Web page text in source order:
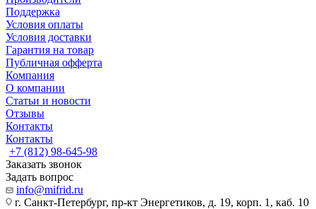
Поддержка
Условия оплаты
Условия доставки
Гарантия на товар
Публичная офферта
Компания
О компании
Статьи и новости
Отзывы
Контакты
Контакты
+7 (812) 98-645-98
Заказать звонок
Задать вопрос
info@mifrid.ru
г. Санкт-Петербург, пр-кт Энергетиков, д. 19, корп. 1, каб. 10